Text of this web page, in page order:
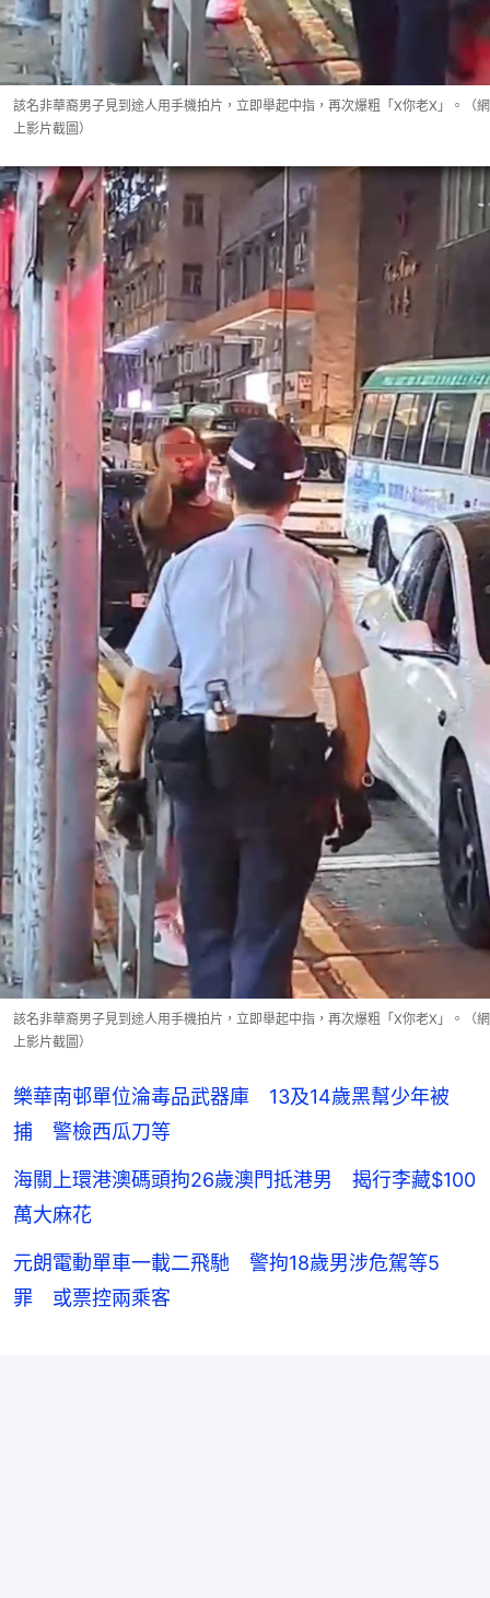
該名非華裔男子見到途人用手機拍片，立即舉起中指，再次爆粗「X你老X」。（網
上影片截圖）
該名非華裔男子見到途人用手機拍片，立即舉起中指，再次爆粗「X你老X」。（網
上影片截圖）
樂華南邨單位淪毒品武器庫 13及14歲黑幫少年被
捕 警檢西瓜刀等
海關上環港澳碼頭拘26歲澳門抵港男 揭行李藏$100
萬大麻花
元朗電動單車一載二飛馳 警拘18歲男涉危駕等5
罪 或票控兩乘客